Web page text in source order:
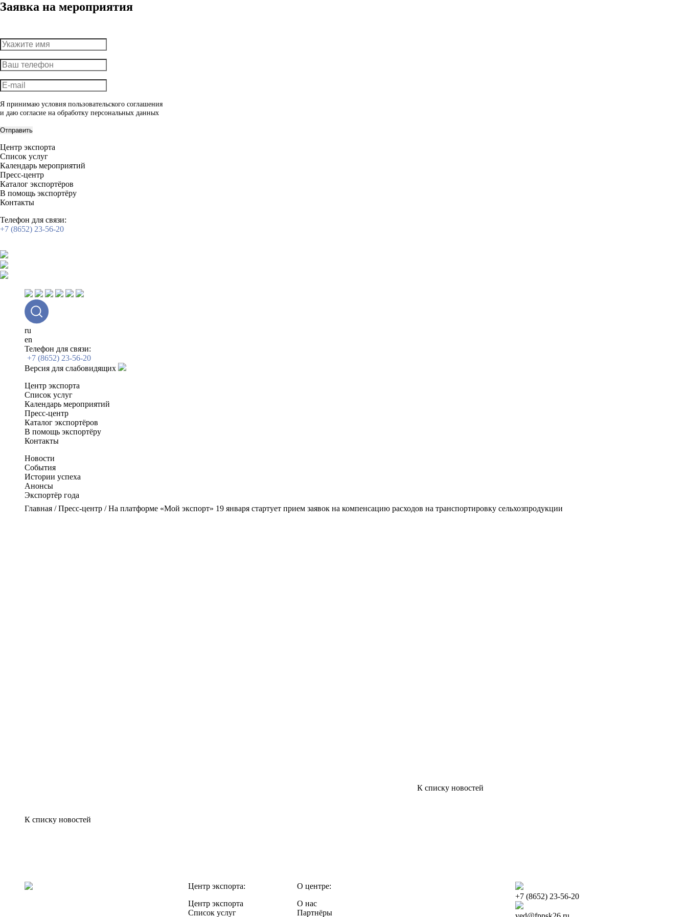
Заявка на мероприятия
Я принимаю условия пользовательского соглашения
и даю согласие на обработку персональных данных
Отправить
Центр экспорта
Список услуг
Календарь мероприятий
Пресс-центр
Каталог экспортёров
В помощь экспортёру
Контакты
Телефон для связи:
+7 (8652) 23-56-20
ru
en
Телефон для связи:
+7 (8652) 23-56-20
Версия для слабовидящих
Центр экспорта
Список услуг
Календарь мероприятий
Пресс-центр
Каталог экспортёров
В помощь экспортёру
Контакты
Новости
События
Истории успеха
Анонсы
Экспортёр года
Главная /Пресс-центр /На платформе «Мой экспорт» 19 января стартует прием заявок на компенсацию расходов на транспортировку сельхозпродукции
К списку новостей
К списку новостей
Центр экспорта:
Центр экспорта
Список услуг
О центре:
О нас
Партнёры
+7 (8652) 23-56-20